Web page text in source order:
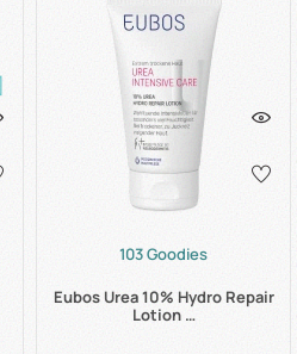
103 Goodies
Eubos Urea 10% Hydro Repair
Lotion …